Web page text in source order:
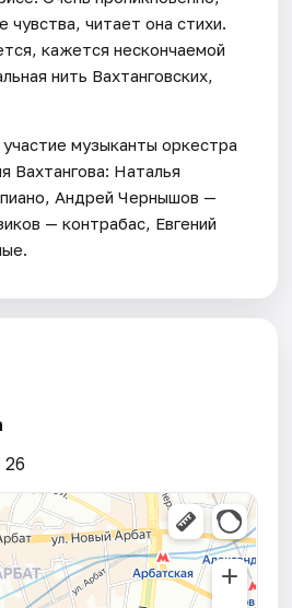
чувства, читает она стихи.
кажется нескончаемой
нить Вахтанговских,
музыканты оркестра
Вахтангова: Наталья
Андрей Чернышов —
— контрабас, Евгений